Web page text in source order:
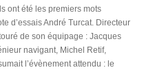
ont été les premiers mots
d’essais André Turcat. Directeur
de son équipage : Jacques
navigant, Michel Retif,
l’évènement attendu : le